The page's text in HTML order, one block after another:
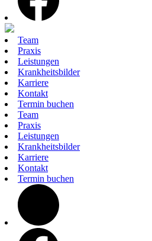
Team
Praxis
Leistungen
Krankheitsbilder
Karriere
Kontakt
Termin buchen
Team
Praxis
Leistungen
Krankheitsbilder
Karriere
Kontakt
Termin buchen
instagram
facebook